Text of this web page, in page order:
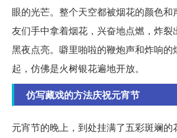
眼的光芒。整个天空都被烟花的颜色和
友们手中拿着烟花，兴奋地点燃，炸裂
黑夜点亮。噼里啪啦的鞭炮声和炸响的
起，仿佛是火树银花遍地开放。
仿写藏戏的方法庆祝元宵节
元宵节的晚上，到处挂满了五彩斑斓的